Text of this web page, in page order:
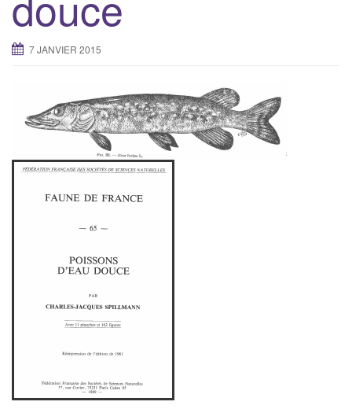
7 JANVIER 2015